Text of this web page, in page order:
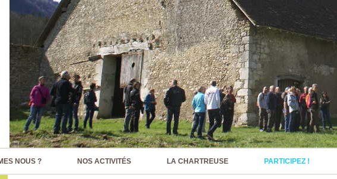
NOUS ? NOS ACTIVITÉS LA CHARTREUSE PARTICIPEZ !